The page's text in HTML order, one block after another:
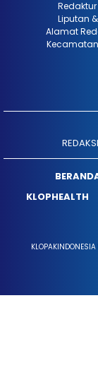
Liputan
Alamat
REDAKSI
KLOPHEALTH